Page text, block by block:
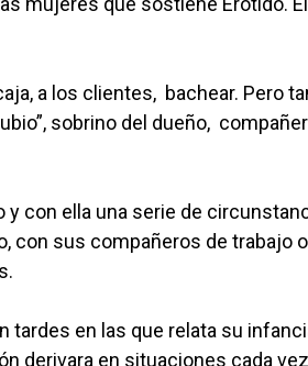
a los clientes, bachear. Pero
sobrino del dueño,
con ella una serie de
con sus compañeros de trabajo
tardes en las que relata su
derivara en situaciones cada